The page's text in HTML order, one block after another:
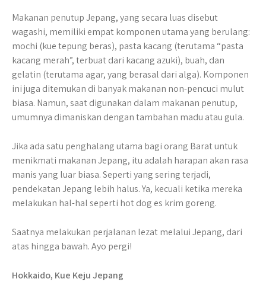
Makanan penutup Jepang, yang secara luas disebut
wagashi, memiliki empat komponen utama yang berulang:
mochi (kue tepung beras), pasta kacang (terutama “pasta
kacang merah”, terbuat dari kacang azuki), buah, dan
gelatin (terutama agar, yang berasal dari alga). Komponen
ini juga ditemukan di banyak makanan non-pencuci mulut
biasa. Namun, saat digunakan dalam makanan penutup,
umumnya dimaniskan dengan tambahan madu atau gula.
Jika ada satu penghalang utama bagi orang Barat untuk
menikmati makanan Jepang, itu adalah harapan akan rasa
manis yang luar biasa. Seperti yang sering terjadi,
pendekatan Jepang lebih halus. Ya, kecuali ketika mereka
melakukan hal-hal seperti hot dog es krim goreng.
Saatnya melakukan perjalanan lezat melalui Jepang, dari
atas hingga bawah. Ayo pergi!
Hokkaido, Kue Keju Jepang